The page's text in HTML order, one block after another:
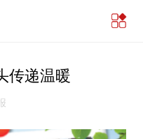
传递温暖